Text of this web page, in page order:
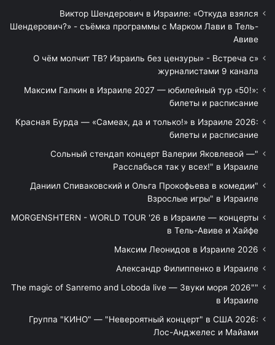
Виктор Шендерович в Израиле: «Откуда взялся
Шендерович?» - съёмка программы с Марком Лави в Тель-
Авиве
«О чём молчит ТВ? Израиль без цензуры» - Встреча с
журналистами 9 канала
Максим Галкин в Израиле 2027 — юбилейный тур «50!»:
билеты и расписание
Красная Бурда — «Самеах, да и только!» в Израиле 2026:
билеты и расписание
"Сольный стендап концерт Валерии Яковлевой —
Расслабься так у всех!" в Израиле
"Даниил Спиваковский и Ольга Прокофьева в комедии
Взрослые игры" в Израиле
MORGENSHTERN - WORLD TOUR '26 в Израиле — концерты
в Тель-Авиве и Хайфе
Максим Леонидов в Израиле 2026
Александр Филиппенко в Израиле
"The magic of Sanremo and Loboda live — Звуки моря 2026"
в Израиле
Группа "КИНО" — "Невероятный концерт" в США 2026:
Лос-Анджелес и Майами